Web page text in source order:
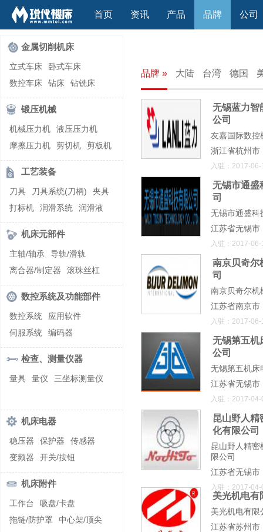
首页 资讯 产品 品牌 公司
金属切削机床
立式车床
卧式车床
数控车床
钻床
钻铣床
立式镗(铣)床
卧式镗(铣)床
龙门铣镗床
立式铣床
卧式铣床
雕刻机
平面磨床
外圆磨床
内圆磨床
龙门磨床
滚齿机\铣齿机
刨床
带锯床
车削加工中心
立式加工中心
卧式加工中心
龙门加工中心
激光快速成型
组合机床
螺纹加工机床
锻压机械
机械压力机
液压压力机
摩擦压力机
剪切机
剪板机
自动锻压机
折弯机
弯管机
快速成型机
工艺装备
刀具 刀具系统(刀柄)
夹具
打标机
润滑系统
润滑液
切削液
刃磨机
机床元部件
主轴/轴承
导轨/滑轨
离合器/制定器
滚珠丝杠
齿轮/减速器
数控系统及功能部件
数控系统
应用软件
伺服系统
编码器
检查、测量仪器
量具 量仪 三坐标测量仪
机床电器
稳压器 保护器
传感器
变频器
开关/按钮
机床附件
工作台
吸盘/卡盘
拖链/防护罩
中心架/顶尖
品牌 » 大陆 台湾 德国
无锡蓝力智
公司
友嘉国际数控
浙江省杭州市
入驻：2017-06-
无锡市通盛
司
无锡市通盛科
江苏省无锡市
入驻：2017-06-
南京贝奇尔
司
南京贝奇尔机
江苏省南京市
入驻：2017-06-
无锡第五机
公司
无锡第五机床
江苏省无锡市
入驻：2017-04-
昆山野人精
化有限公司
昆山野人精密
限公司
江苏省无锡市
入驻：2017-04-
美光机电有
美光机电有限
江苏省苏州市